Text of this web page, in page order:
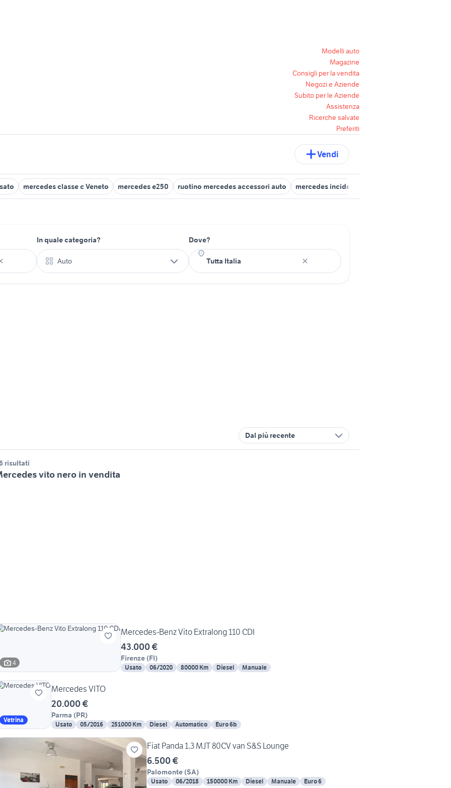
Modelli auto
Magazine
Consigli per la vendita
Negozi e Aziende
Subito per le Aziende
Assistenza
Ricerche salvate
Preferiti
Vendi
mercedes classe c Veneto mercedes e250 ruotino mercedes accessori auto mercedes incidentata auto
In quale categoria?
Auto
Dove?
Dal più recente
risultati
vito nero in vendita
4
Mercedes-Benz Vito Extralong 110 CDI
43.000 €
Firenze (FI)
Usato 06/2020 80000 Km Diesel Manuale
Vetrina
Mercedes VITO
20.000 €
Parma (PR)
Usato 05/2016 251000 Km Diesel Automatico Euro 6b
Fiat Panda 1.3 MJT 80CV van S&S Lounge
6.500 €
Palomonte (SA)
Usato 06/2018 150000 Km Diesel Manuale Euro 6